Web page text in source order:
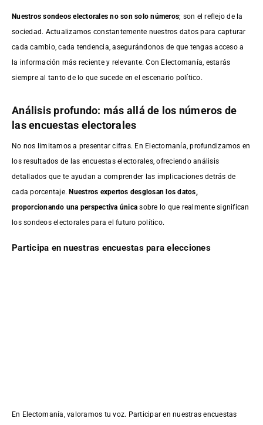
Nuestros sondeos electorales no son solo números; son el reflejo de la
sociedad. Actualizamos constantemente nuestros datos para capturar
cada cambio, cada tendencia, asegurándonos de que tengas acceso a
la información más reciente y relevante. Con Electomanía, estarás
siempre al tanto de lo que sucede en el escenario político.
Análisis profundo: más allá de los números de
las encuestas electorales
No nos limitamos a presentar cifras. En Electomanía, profundizamos en
los resultados de las encuestas electorales, ofreciendo análisis
detallados que te ayudan a comprender las implicaciones detrás de
cada porcentaje. Nuestros expertos desglosan los datos,
proporcionando una perspectiva única sobre lo que realmente significan
los sondeos electorales para el futuro político.
Participa en nuestras encuestas para elecciones
En Electomanía, valoramos tu voz. Participar en nuestras encuestas